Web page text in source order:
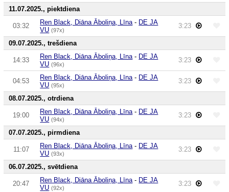
11.07.2025., piektdiena
03:32 Ren Black, Diāna Āboliņa, Līna - DE JA
VU (97x)
3:23
09.07.2025., trešdiena
14:33 Ren Black, Diāna Āboliņa, Līna - DE JA
VU (96x)
3:23
04:53 Ren Black, Diāna Āboliņa, Līna - DE JA
VU (95x)
3:23
08.07.2025., otrdiena
19:00 Ren Black, Diāna Āboliņa, Līna - DE JA
VU (94x)
3:23
07.07.2025., pirmdiena
11:07 Ren Black, Diāna Āboliņa, Līna - DE JA
VU (93x)
3:23
06.07.2025., svētdiena
20:47 Ren Black, Diāna Āboliņa, Līna - DE JA
VU (92x)
3:23